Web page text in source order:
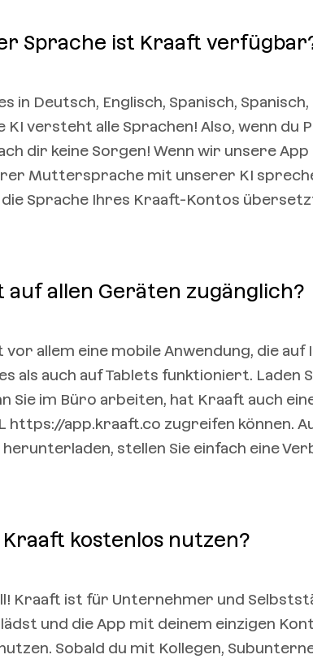
Sprache ist Kraaft
in Deutsch, Englisch, Spanisch,
KI versteht alle Sprachen! Also, wenn du
dir keine Sorgen! Wenn wir unsere
Muttersprache mit unserer KI
die Sprache Ihres Kraaft-Kontos
auf allen Geräten zugänglich?
vor allem eine mobile Anwendung, die
als auch auf Tablets funktioniert. Laden
Sie im Büro arbeiten, hat Kraaft auch
https://app.kraaft.co zugreifen können.
stellen Sie einfach eine
Kraaft kostenlos nutzen?
Kraaft ist für Unternehmer und
und die App mit deinem einzigen
Sobald du mit Kollegen,